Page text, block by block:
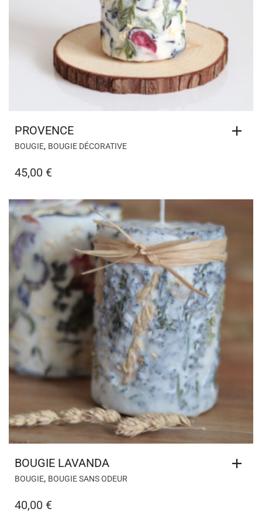
PROVENCE
BOUGIE, BOUGIE DÉCORATIVE
45,00 €
BOUGIE LAVANDA
BOUGIE, BOUGIE SANS ODEUR
40,00 €